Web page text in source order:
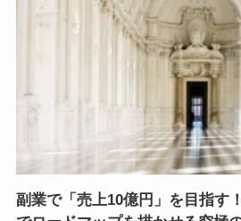
副業で「売上10億円」を目指す